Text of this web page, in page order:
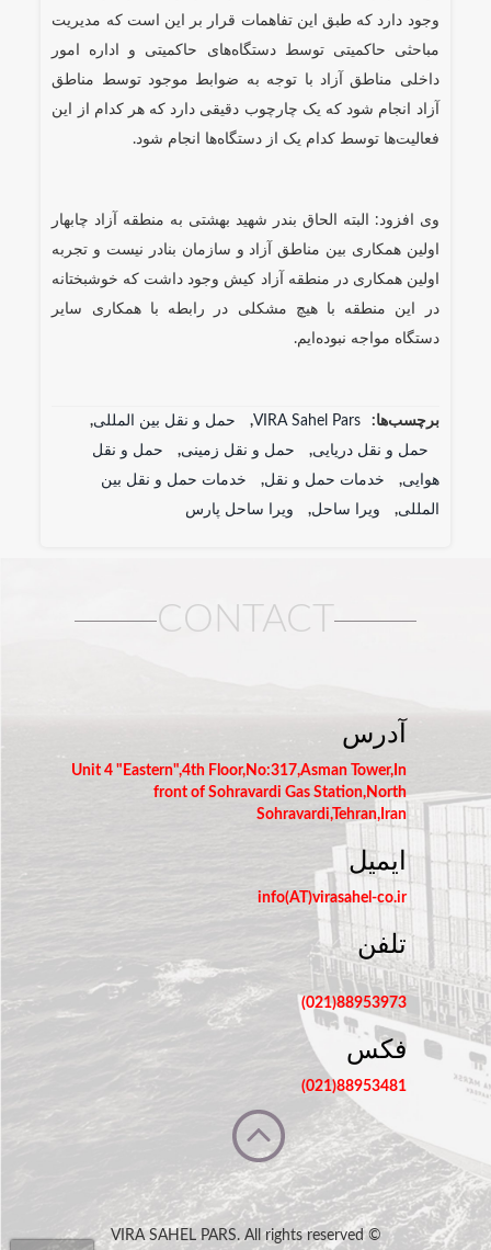
وجود دارد که طبق این تفاهمات قرار بر این است که مدیریت
مباحثی حاکمیتی توسط دستگاه‌های حاکمیتی و اداره امور
داخلی مناطق آزاد با توجه به ضوابط موجود توسط مناطق
آزاد انجام شود که یک چارچوب دقیقی دارد که هر کدام از این
فعالیت‌ها توسط کدام یک از دستگاه‌ها انجام شود.
وی افزود: البته الحاق بندر شهید بهشتی به منطقه آزاد چابهار
اولین همکاری بین مناطق آزاد و سازمان بنادر نیست و تجربه
اولین همکاری در منطقه آزاد کیش وجود داشت که خوشبختانه
در این منطقه با هیچ مشکلی در رابطه با همکاری سایر
دستگاه مواجه نبوده‌ایم.
برچسب‌ها: VIRA Sahel Pars
, حمل و نقل بین المللی,
حمل و نقل دریایی, حمل و نقل زمینی,
حمل و نقل
هوایی, خدمات حمل و نقل,
خدمات حمل و نقل بین
المللی, ویرا ساحل, ویرا ساحل پارس
CONTACT
آدرس
Unit 4 "Eastern",4th Floor,No:317,Asman Tower,In
front of Sohravardi Gas Station,North
Sohravardi,Tehran,Iran
ایمیل
info(AT)virasahel-co.ir
تلفن
88953973(021)
فکس
88953481(021)
© VIRA SAHEL PARS. All rights reserved